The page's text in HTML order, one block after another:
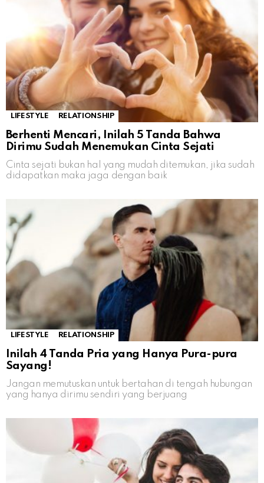
LIFESTYLE RELATIONSHIP
Berhenti Mencari, Inilah 5 Tanda Bahwa
Dirimu Sudah Menemukan Cinta Sejati
Cinta sejati bukan hal yang mudah ditemukan, jika sudah
didapatkan maka jaga dengan baik
LIFESTYLE RELATIONSHIP
Inilah 4 Tanda Pria yang Hanya Pura-pura
Sayang!
Jangan memutuskan untuk bertahan di tengah hubungan
yang hanya dirimu sendiri yang berjuang